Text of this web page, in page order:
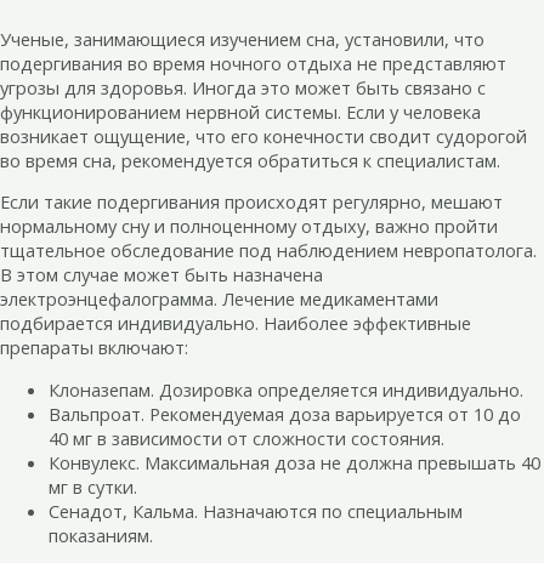
Ученые, занимающиеся изучением сна, установили, что
подергивания во время ночного отдыха не представляют
угрозы для здоровья. Иногда это может быть связано с
функционированием нервной системы. Если у человека
возникает ощущение, что его конечности сводит судорогой
во время сна, рекомендуется обратиться к специалистам.
Если такие подергивания происходят регулярно, мешают
нормальному сну и полноценному отдыху, важно пройти
тщательное обследование под наблюдением невропатолога.
В этом случае может быть назначена
электроэнцефалограмма. Лечение медикаментами
подбирается индивидуально. Наиболее эффективные
препараты включают:
Клоназепам. Дозировка определяется индивидуально.
Вальпроат. Рекомендуемая доза варьируется от 10 до
40 мг в зависимости от сложности состояния.
Конвулекс. Максимальная доза не должна превышать 40
мг в сутки.
Сенадот, Кальма. Назначаются по специальным
показаниям.